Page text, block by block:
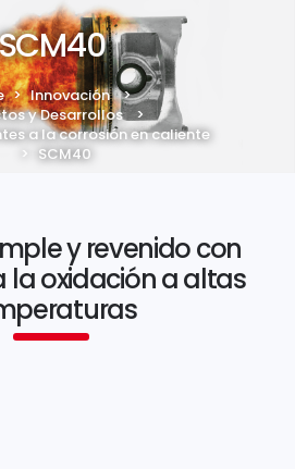
> Innovación >
y Desarrollos >
a la corrosión en caliente
>
SCM40
y revenido con
la oxidación a altas